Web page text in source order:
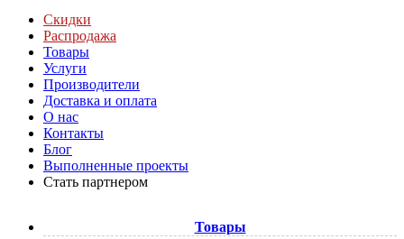
Скидки
Распродажа
Товары
Услуги
Производители
Доставка и оплата
О нас
Контакты
Блог
Выполненные проекты
Стать партнером
Товары